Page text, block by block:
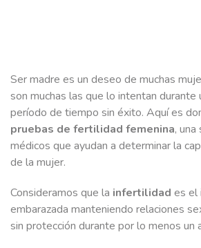
Ser madre es un deseo de muchas
son muchas las que lo intentan durante
período de tiempo sin éxito. Aquí es
pruebas de fertilidad femenina,
médicos que ayudan a determinar la
de la mujer.
Consideramos que la infertilidad es el
embarazada manteniendo relaciones
sin protección durante por lo menos un